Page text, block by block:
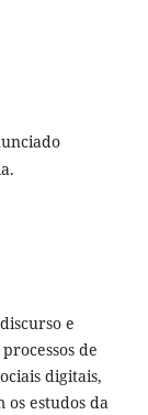
e
de
digitais,
os estudos da